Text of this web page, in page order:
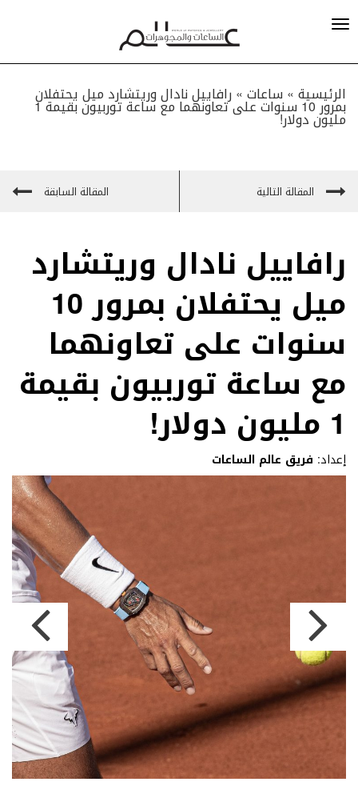
الرئيسية » ساعات» رافاييل نادال وريتشارد ميل يحتفلان
بمرور 10 سنوات على تعاونهما مع ساعة توربيون بقيمة 1
مليون دولار!
المقالة التالية المقالة السابقة
رافاييل نادال وريتشارد
ميل يحتفلان بمرور 10
سنوات على تعاونهما
مع ساعة توربيون بقيمة
1 مليون دولار!
إعداد: فريق عالم الساعات